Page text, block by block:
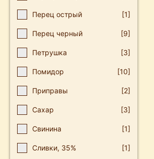
Перец острый [1]
Перец черный [9]
Петрушка [3]
Помидор [10]
Приправы [2]
Сахар [3]
Свинина [1]
Сливки, 35% [1]